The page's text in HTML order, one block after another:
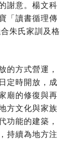
謝意。楊文科
「讀書循理傳
朱氏家訓及格
的方式營運，
定時開放，成
廟的修復與再
方文化與家族
功能的建築，
持續為地方注